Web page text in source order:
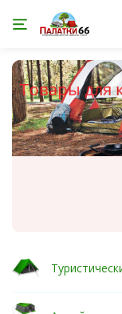
дляПалатки